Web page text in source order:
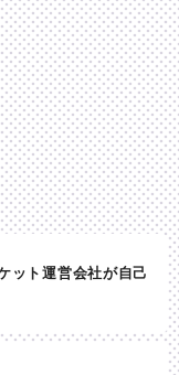
ット運営会社が自己